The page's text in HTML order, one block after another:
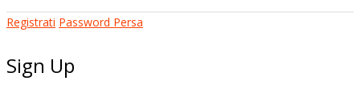
Registrati Password Persa
Sign Up